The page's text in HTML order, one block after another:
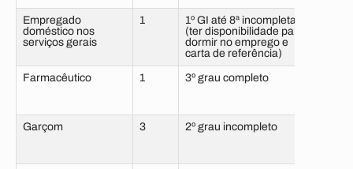
Empregado
doméstico nos
serviços gerais
1
1º GI até 8ª incompleta
(ter disponibilidade para
dormir no emprego e
carta de referência)
Farmacêutico 1 3º grau completo
Garçom 3 2º grau incompleto